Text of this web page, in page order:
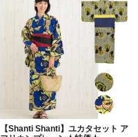
【Shanti Shanti】ユカタセット ア